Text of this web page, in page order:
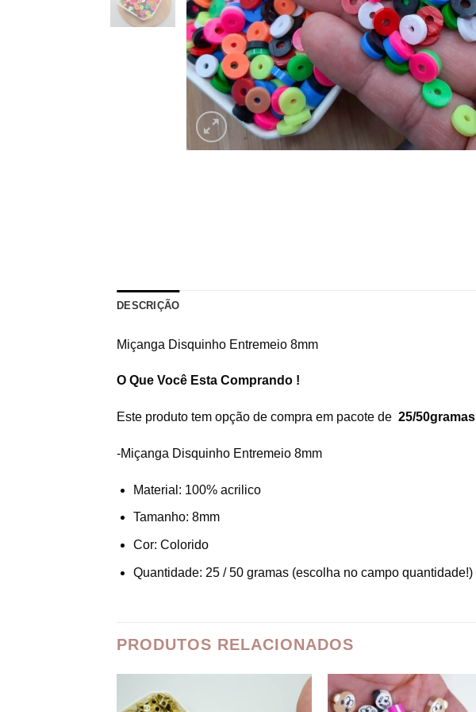
DESCRIÇÃO
Miçanga Disquinho Entremeio 8mm
O Que Você Esta Comprando !
Este produto tem opção de compra em pacote de 25/50gramas
-Miçanga Disquinho Entremeio 8mm
Material: 100% acrilico
Tamanho: 8mm
Cor: Colorido
Quantidade: 25 / 50 gramas (escolha no campo quantidade!)
PRODUTOS RELACIONADOS